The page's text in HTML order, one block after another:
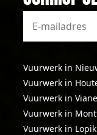
Vuurwerk in
Vuurwerk in
Vuurwerk in
Vuurwerk in
Vuurwerk in Lopik